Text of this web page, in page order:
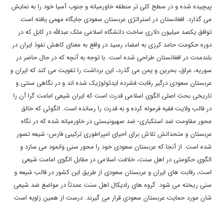
پیچیده شده و در سطح کلی تر منطقه خاورمیانه و جنوب آسیا خود را به نمایش
می گذارد. افغانستان در استراتژی عربستان سعودی جایگاه مهمی یافته است.
توافق یکصد میلیون دلاری ساخت دانشگاه اسلامی ملک عبدالله در کابل که در
دوره حکومت حامد کرزی به امضاء رسید در واقع به معنای کاهش نفوذ ایران در
بلندمدت در افغانستان طراحی شده است. با توجه به آنچه که در حال حاضر در
سوریه، عراق، بحرین و یمن می گذرد، این برداشت را تقویت می کند که ایران و
عربستان سعودی درگیر رقابت فشرده ایدئولوژیک شده اند و در نگاهی سنتی و
تاریخی بحث اصلی الگوی اسلامی قدرت است که ایران شیعی امامت گرا آن را
در قالب ولایت فقیه فرموله کرده و به قدرت را رسانده است. الگوئی که خالق
محور مقاومت ضد استکباری- ضد صهیونیستی در خاورمیانه شده که در نگاه
عربستان و متحدانش تلاش برای احیای امپراطوری ترکیبی فارس- شیعه تصور
شده است. از آنجا که عربستان سعودی خود را محور سنی وانمود می سازد و
الگوی حکومتی در اهل سنت، خلافت اسلامی در مقابل الگوی امامت شیعی
است، رقابت های ایران و عربستان سعودی از طریق این کشور در قالب شیعه و
سنی ریخته می شود. گروه های رادیکال اهل سنت عمدتاً در مواضع ضد شیعی
شان مورد حمایت عربستان سعودی قرار می گیرند. درست از همین زاویه است